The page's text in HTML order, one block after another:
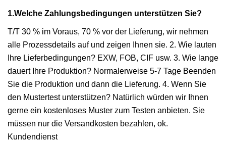
1.Welche Zahlungsbedingungen unterstützen Sie?
T/T 30 % im Voraus, 70 % vor der Lieferung, wir nehmen
alle Prozessdetails auf und zeigen Ihnen sie. 2. Wie lauten
Ihre Lieferbedingungen? EXW, FOB, CIF usw. 3. Wie lange
dauert Ihre Produktion? Normalerweise 5-7 Tage Beenden
Sie die Produktion und dann die Lieferung. 4. Wenn Sie
den Mustertest unterstützen? Natürlich würden wir Ihnen
gerne ein kostenloses Muster zum Testen anbieten. Sie
müssen nur die Versandkosten bezahlen, ok.
Kundendienst